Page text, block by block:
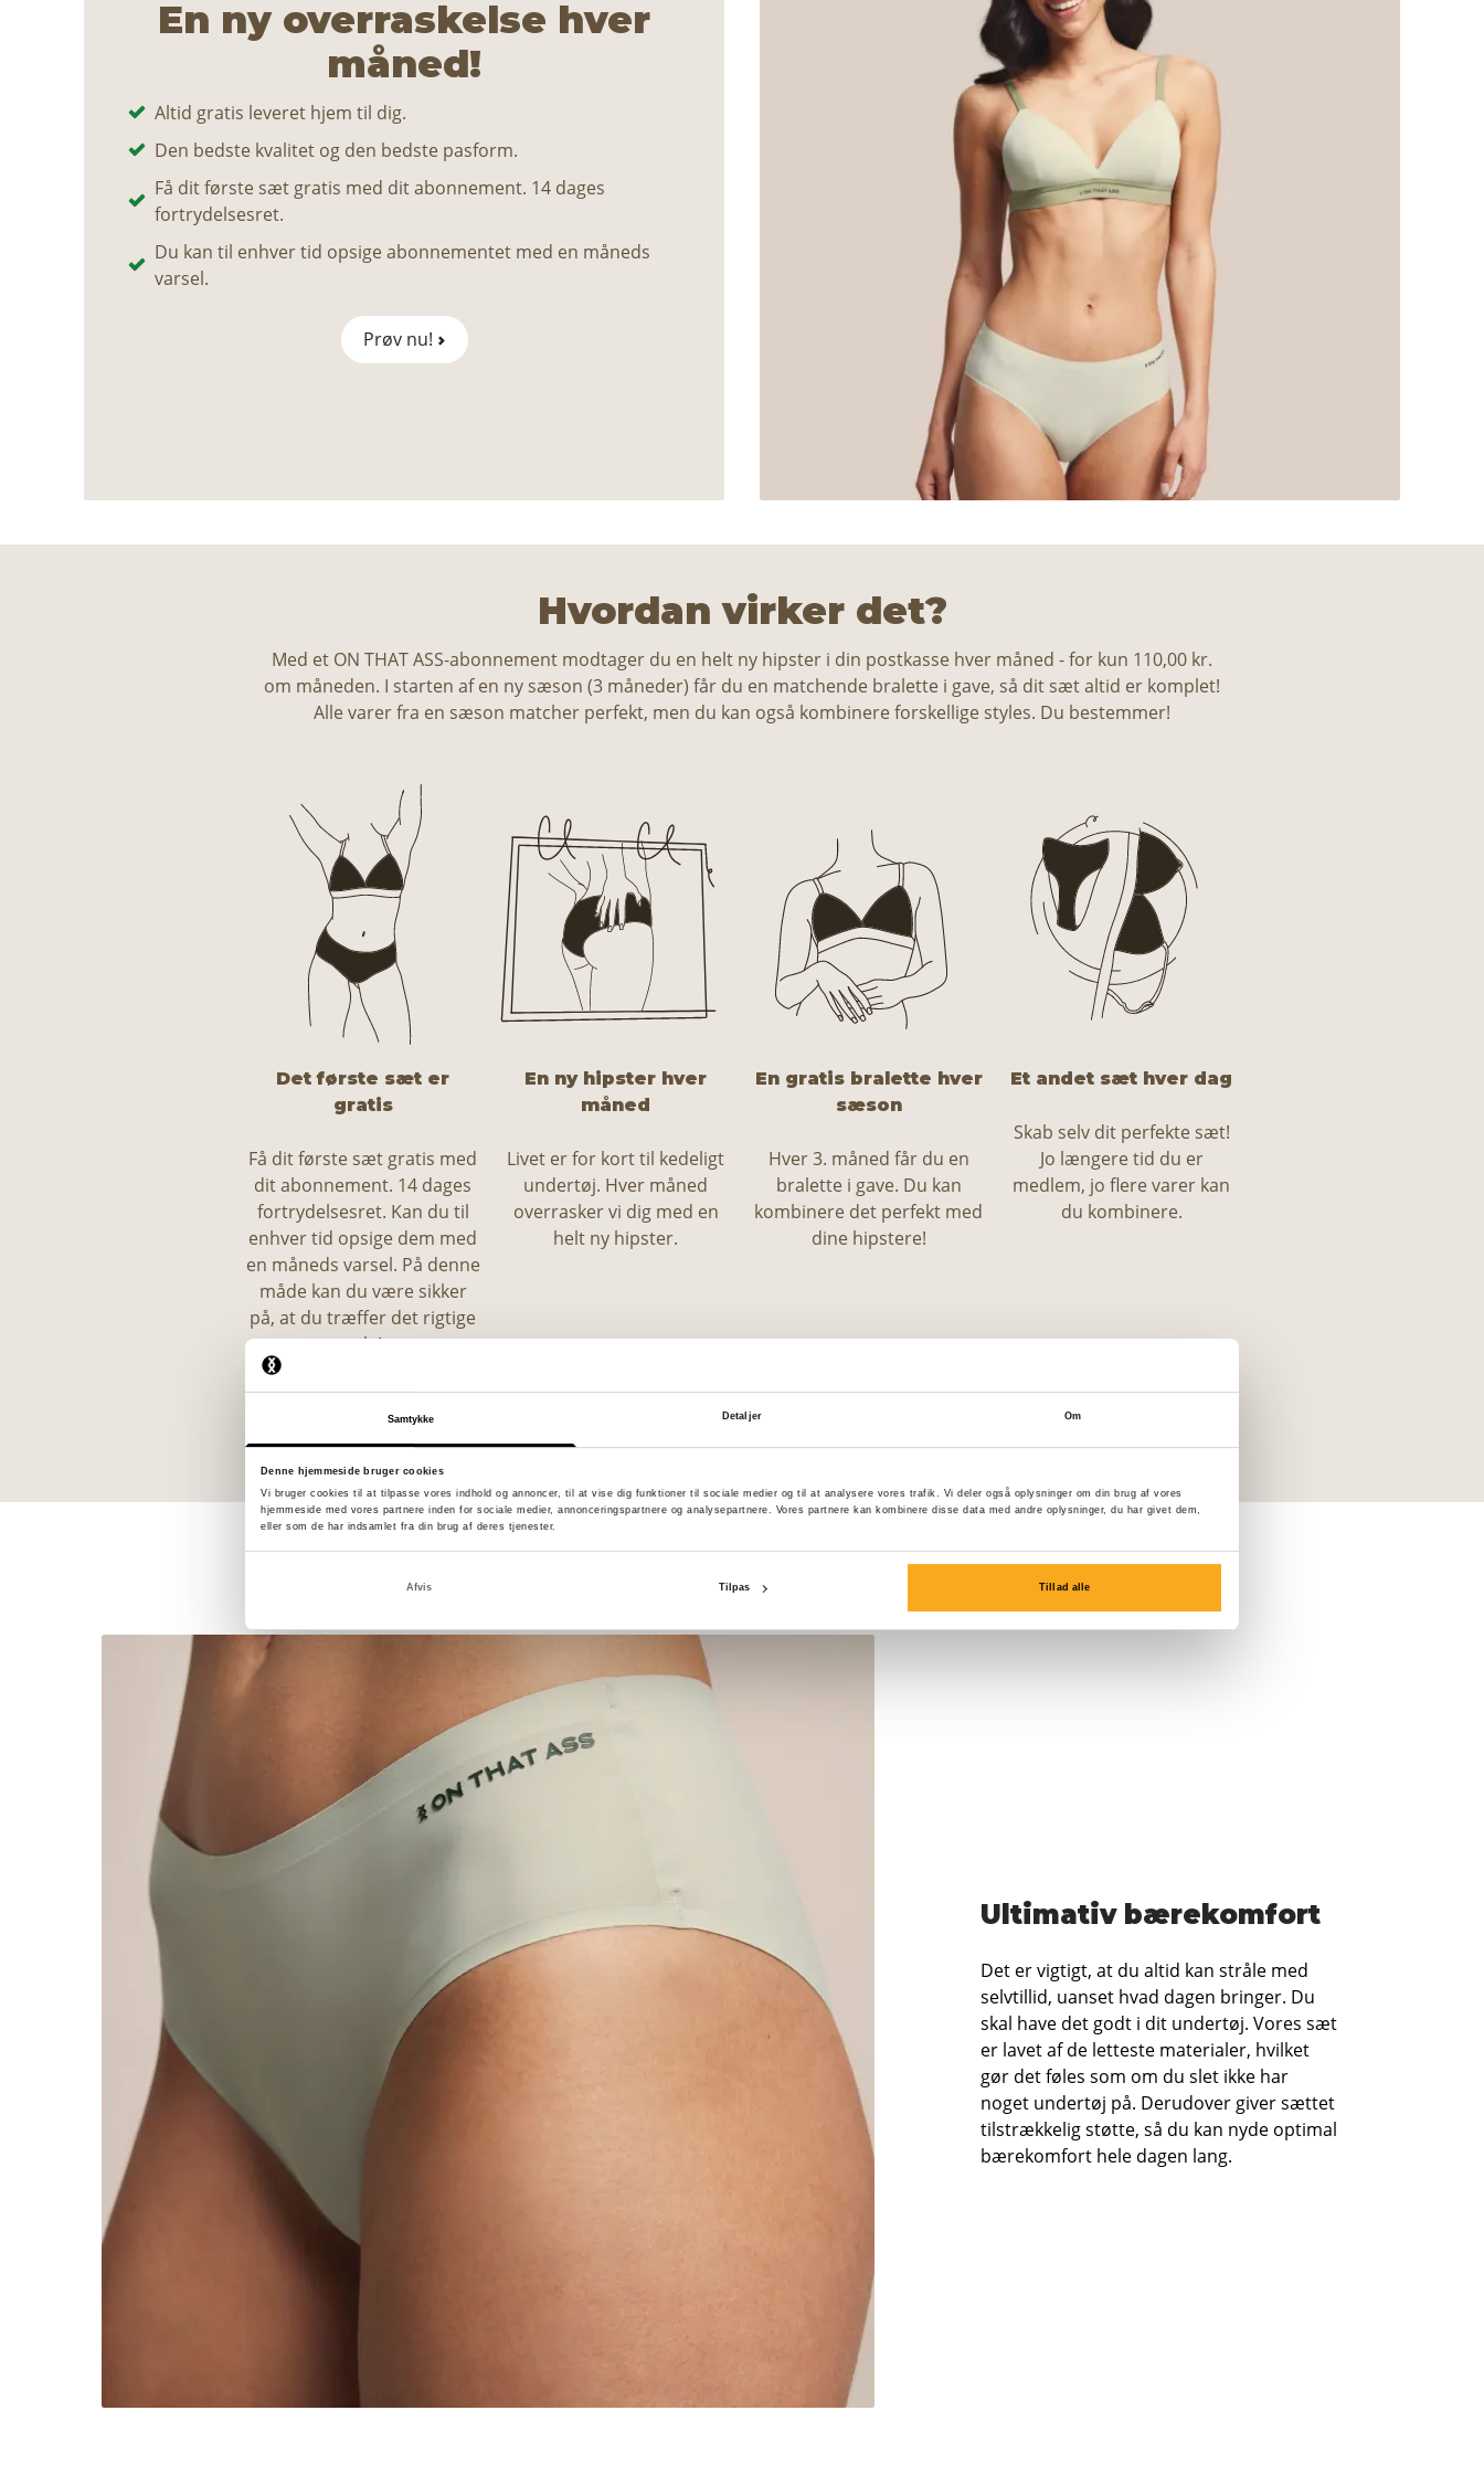
Samtykke Detaljer Om
Denne hjemmeside bruger cookies
Vi bruger cookies til at tilpasse vores indhold og annoncer, til at vise dig funktioner til sociale medier og til at analysere vores trafik. Vi deler også oplysninger om din brug af vores
hjemmeside med vores partnere inden for sociale medier, annonceringspartnere og analysepartnere. Vores partnere kan kombinere disse data med andre oplysninger, du har givet dem,
eller som de har indsamlet fra din brug af deres tjenester.
Afvis Tilpas Tillad alle
En ny overraskelse hver
måned!
Altid gratis leveret hjem til dig.
Den bedste kvalitet og den bedste pasform.
Få dit første sæt gratis med dit abonnement. 14 dages
fortrydelsesret.
Du kan til enhver tid opsige abonnementet med en måneds
varsel.
Prøv nu!
Hvordan virker det?
Med et ON THAT ASS-abonnement modtager du en helt ny hipster i din postkasse hver måned - for kun 110,00 kr.
om måneden. I starten af ​​en ny sæson (3 måneder) får du en matchende bralette i gave, så dit sæt altid er komplet!
Alle varer fra en sæson matcher perfekt, men du kan også kombinere forskellige styles. Du bestemmer!
Det første sæt er
gratis
Få dit første sæt gratis med
dit abonnement. 14 dages
fortrydelsesret. Kan du til
enhver tid opsige dem med
en måneds varsel. På denne
måde kan du være sikker
på, at du træffer det rigtige
valg!
En ny hipster hver
måned
Livet er for kort til kedeligt
undertøj. Hver måned
overrasker vi dig med en
helt ny hipster.
En gratis bralette hver
sæson
Hver 3. måned får du en
bralette i gave. Du kan
kombinere det perfekt med
dine hipstere!
Et andet sæt hver dag
Skab selv dit perfekte sæt!
Jo længere tid du er
medlem, jo ​​flere varer kan
du kombinere.
Ultimativ bærekomfort
Det er vigtigt, at du altid kan stråle med
selvtillid, uanset hvad dagen bringer. Du
skal have det godt i dit undertøj. Vores sæt
er lavet af de letteste materialer, hvilket
gør det føles som om du slet ikke har
noget undertøj på. Derudover giver sættet
tilstrækkelig støtte, så du kan nyde optimal
bærekomfort hele dagen lang.